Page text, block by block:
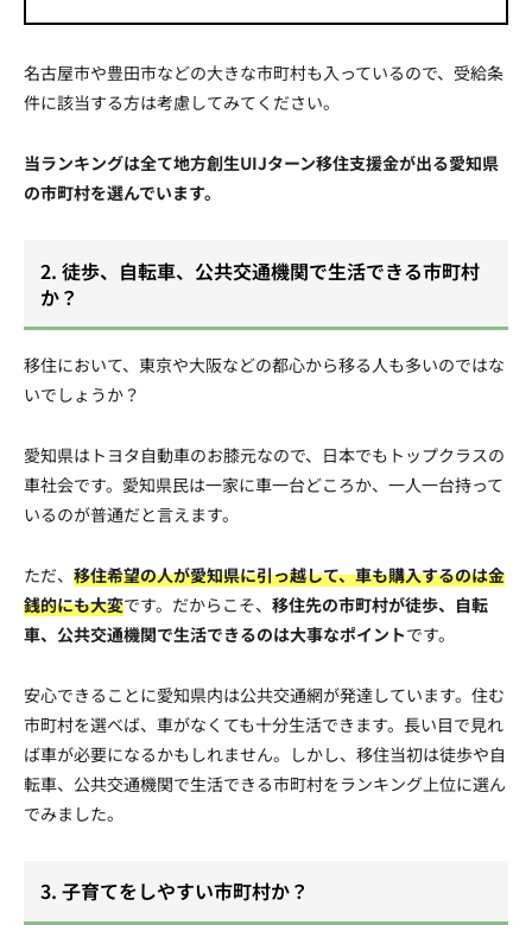
名古屋市や豊田市などの大きな市町村も入っているので、受給条
件に該当する方は考慮してみてください。
当ランキングは全て地方創生UIJターン移住支援金が出る愛知県
の市町村を選んでいます。
2. 徒歩、自転車、公共交通機関で生活できる市町村
か？
移住において、東京や大阪などの都心から移る人も多いのではな
いでしょうか？
愛知県はトヨタ自動車のお膝元なので、日本でもトップクラスの
車社会です。愛知県民は一家に車一台どころか、一人一台持って
いるのが普通だと言えます。
ただ、 移住希望の人が愛知県に引っ越して、車も購入するのは金
銭的にも大変です。だからこそ、 移住先の市町村が徒歩、自転
車、公共交通機関で生活できるのは大事なポイントです。
安心できることに愛知県内は公共交通網が発達しています。住む
市町村を選べば、車がなくても十分生活できます。長い目で見れ
ば車が必要になるかもしれません。しかし、移住当初は徒歩や自
転車、公共交通機関で生活できる市町村をランキング上位に選ん
でみました。
3. 子育てをしやすい市町村か？